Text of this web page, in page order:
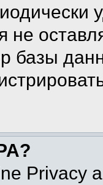
не
базы
Privacy